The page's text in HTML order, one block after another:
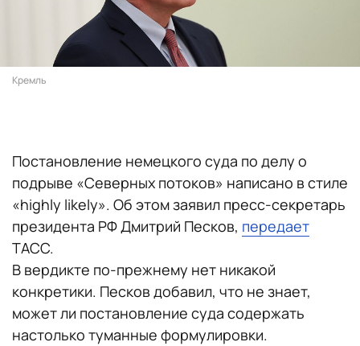
Кремль
Постановление немецкого суда по делу о
подрыве «Северных потоков» написано в стиле
«highly likely». Об этом заявил пресс-секретарь
президента РФ Дмитрий Песков, передает
ТАСС.
В вердикте по-прежнему нет никакой
конкретики. Песков добавил, что не знает,
может ли постановление суда содержать
настолько туманные формулировки.